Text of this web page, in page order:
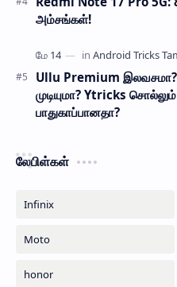
அம்சங்கள்!
Ullu Premium இலவசமா?
முடியுமா? Ytricks
பாதுகாப்பானதா?
லேபிள்கள்